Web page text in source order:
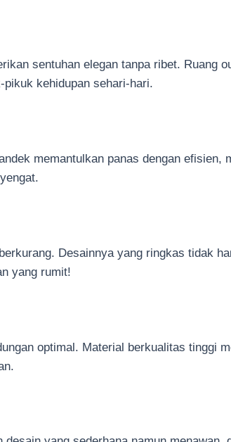
sentuhan elegan tanpa ribet. Ruang
kehidupan sehari-hari.
memantulkan panas dengan efisien,
Desainnya yang ringkas tidak
yang rumit!
optimal. Material berkualitas tinggi